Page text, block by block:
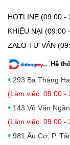
HOTLINE (09:00 -
KHIẾU NẠI (09:00
ZALO TƯ VẤN
Hệ
• 293 Ba Tháng
(Làm việc: 09:00 -
• 143 Võ Văn
(Làm việc: 09:00 -
• 981 Âu Cơ, P.